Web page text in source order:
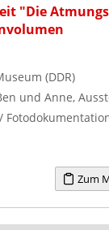
"Die
(DDR)
und Anne,
Zum